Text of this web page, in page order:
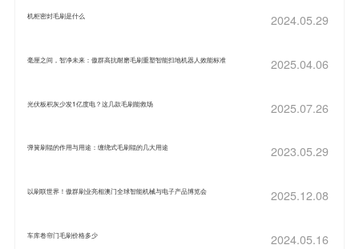
机柜密封毛刷是什么 2024.05.29
毫厘之间，智净未来：傲群高抗耐磨毛刷重塑智能扫地机器人效能标准 2025.04.06
光伏板积灰少发1亿度电？这几款毛刷能救场 2025.07.26
弹簧刷辊的作用与用途：缠绕式毛刷辊的几大用途 2023.05.29
以刷联世界！傲群刷业亮相澳门全球智能机械与电子产品博览会 2025.12.08
车库卷帘门毛刷价格多少 2024.05.16